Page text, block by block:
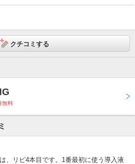
クチコミする
無料
、リピ4本目です。1番最初に使う導入液